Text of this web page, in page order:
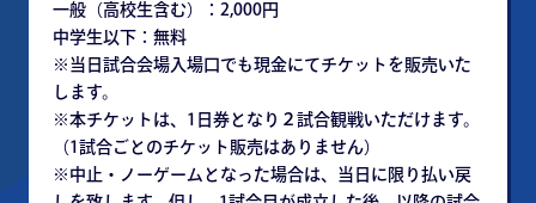
一般（高校生含む）：2,000円
中学生以下：無料
※当日試合会場入場口でも現金にてチケットを販売いた
します。
※本チケットは、1日券となり２試合観戦いただけます。
（1試合ごとのチケット販売はありません）
※中止・ノーゲームとなった場合は、当日に限り払い戻